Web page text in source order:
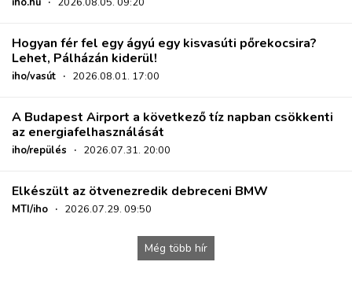
Hogyan fér fel egy ágyú egy kisvasúti pőrekocsira?
Lehet, Pálházán kiderül!
iho/vasút · 2026.08.01. 17:00
A Budapest Airport a következő tíz napban csökkenti
az energiafelhasználását
iho/repülés · 2026.07.31. 20:00
Elkészült az ötvenezredik debreceni BMW
MTI/iho · 2026.07.29. 09:50
Még több hír